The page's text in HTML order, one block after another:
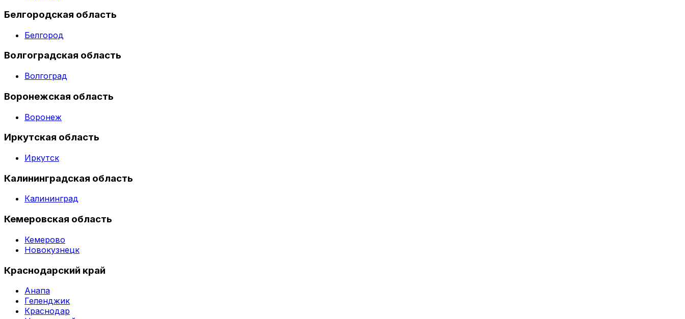
Белгородская область
Белгород
Волгоградская область
Волгоград
Воронежская область
Воронеж
Иркутская область
Иркутск
Калининградская область
Калининград
Кемеровская область
Кемерово
Новокузнецк
Краснодарский край
Анапа
Геленджик
Краснодар